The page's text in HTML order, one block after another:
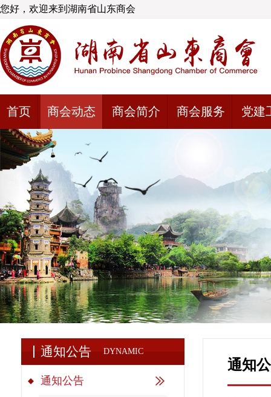
您好，欢迎来到湖南省山东商会
首页 商会动态 商会简介 商会服务 党建
通知公告 DYNAMIC
通知公告
通知